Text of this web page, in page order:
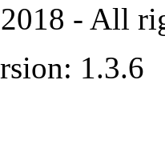
- All
1.3.6